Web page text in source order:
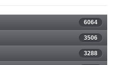
6064
3506
3288